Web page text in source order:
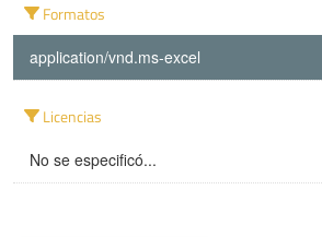
Formatos
application/vnd.ms-excel
Licencias
No se especificó...